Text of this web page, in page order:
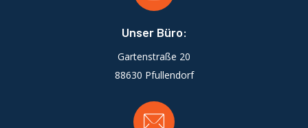
Unser Büro:
Gartenstraße 20
88630 Pfullendorf